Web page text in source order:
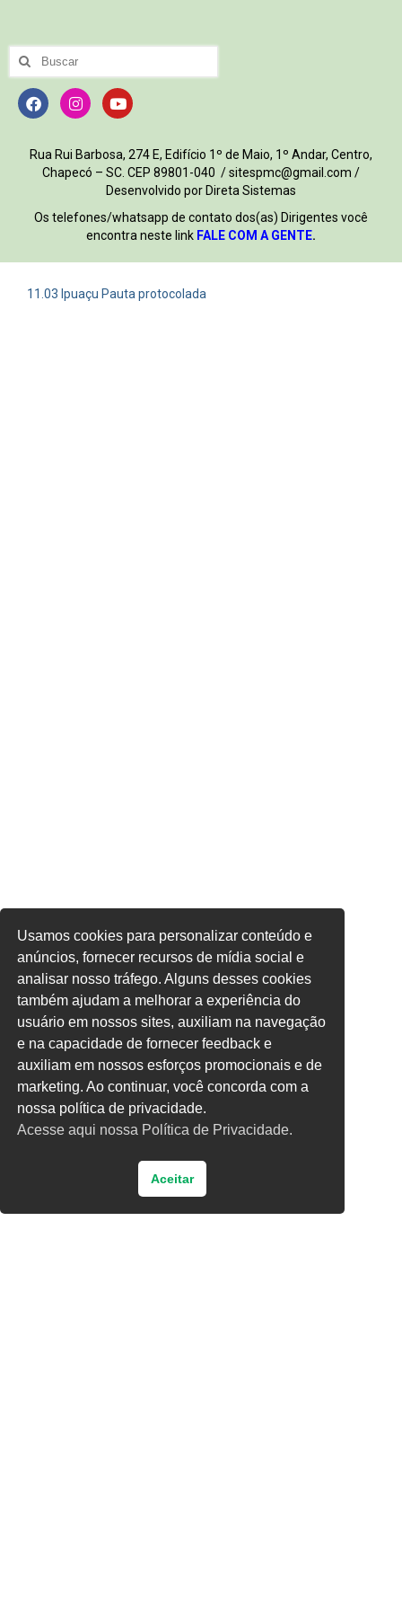
Rua Rui Barbosa, 274 E, Edifício 1º de Maio, 1º Andar, Centro,
Chapecó – SC. CEP 89801-040 / sitespmc@gmail.com /
Desenvolvido por Direta Sistemas
Os telefones/whatsapp de contato dos(as) Dirigentes você
encontra neste link FALE COM A GENTE.
11.03 Ipuaçu Pauta protocolada
Usamos cookies para personalizar conteúdo e
anúncios, fornecer recursos de mídia social e
analisar nosso tráfego. Alguns desses cookies
também ajudam a melhorar a experiência do
usuário em nossos sites, auxiliam na navegação
e na capacidade de fornecer feedback e
auxiliam em nossos esforços promocionais e de
marketing. Ao continuar, você concorda com a
nossa política de privacidade.
Acesse aqui nossa Política de Privacidade.
Aceitar